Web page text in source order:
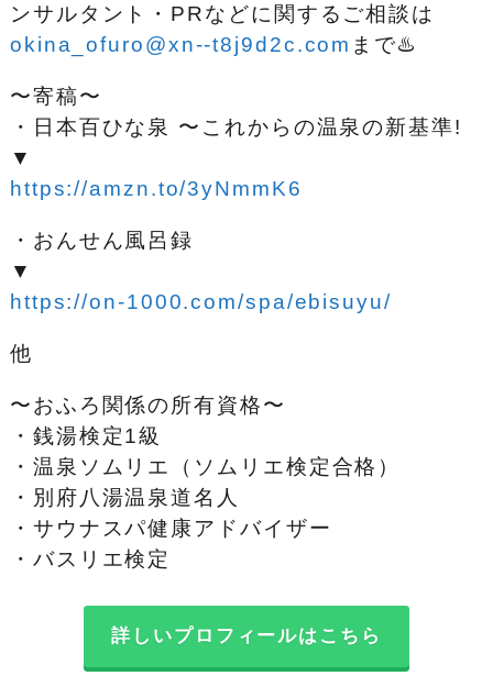
ンサルタント・PRなどに関するご相談は
okina_ofuro@xn--t8j9d2c.com まで♨️
〜寄稿〜
・日本百ひな泉 〜これからの温泉の新基準!
▼
https://amzn.to/3yNmmK6
・おんせん風呂録
▼
https://on-1000.com/spa/ebisuyu/
他
〜おふろ関係の所有資格〜
・銭湯検定1級
・温泉ソムリエ（ソムリエ検定合格）
・別府八湯温泉道名人
・サウナスパ健康アドバイザー
・バスリエ検定
詳しいプロフィールはこちら